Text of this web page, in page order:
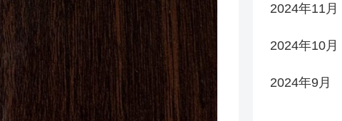
2024年11月
2024年10月
2024年9月